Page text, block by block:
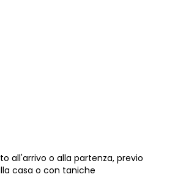
all'arrivo o alla partenza, previo
casa o con taniche